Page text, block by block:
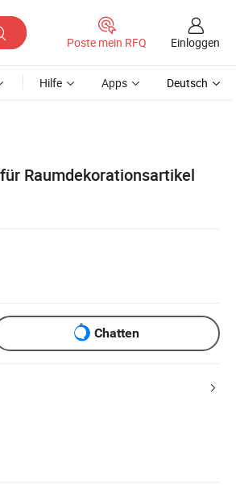
Poste mein RFQ Einloggen
Hilfe Apps Deutsch
Raumdekorationsartikel
Chatten